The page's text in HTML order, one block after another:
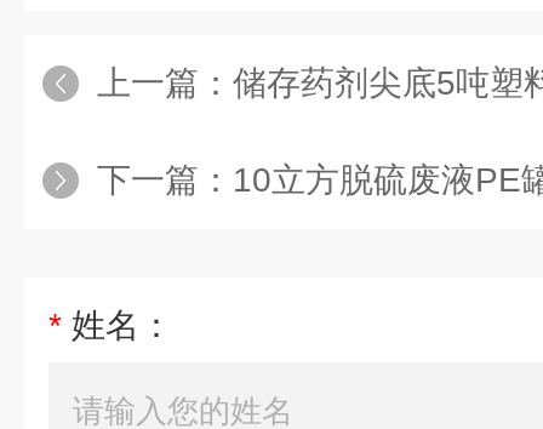
上一篇： 储存药剂尖底5吨塑
下一篇： 10立方脱硫废液PE
* 姓名：